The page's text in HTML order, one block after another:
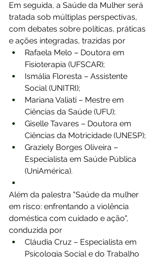
Em seguida, a Saúde da Mulher será
tratada sob múltiplas perspectivas,
com debates sobre políticas, práticas
e ações integradas, trazidas por
Rafaela Melo – Doutora em
Fisioterapia (UFSCAR);
Ismália Floresta – Assistente
Social (UNITRI);
Mariana Valiati – Mestre em
Ciências da Saúde (UFU);
Giselle Tavares – Doutora em
Ciências da Motricidade (UNESP);
Graziely Borges Oliveira –
Especialista em Saúde Pública
(UniAmérica).
Além da palestra "Saúde da mulher
em risco: enfrentando a violência
doméstica com cuidado e ação",
conduzida por
Cláudia Cruz – Especialista em
Psicologia Social e do Trabalho